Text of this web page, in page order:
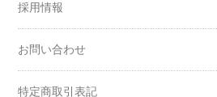
採用情報
お問い合わせ
特定商取引表記